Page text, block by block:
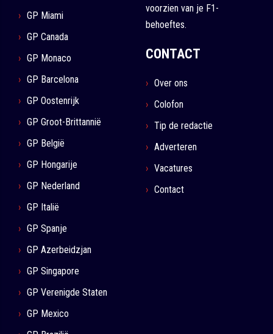
GP Miami
GP Canada
GP Monaco
GP Barcelona
GP Oostenrijk
GP Groot-Brittannië
GP België
GP Hongarije
GP Nederland
GP Italië
GP Spanje
GP Azerbeidzjan
GP Singapore
GP Verenigde Staten
GP Mexico
voorzien van je F1-
behoeftes.
CONTACT
Over ons
Colofon
Tip de redactie
Adverteren
Vacatures
Contact